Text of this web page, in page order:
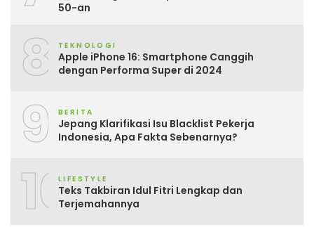
50-an
8 TEKNOLOGI
Apple iPhone 16: Smartphone Canggih
dengan Performa Super di 2024
9 BERITA
Jepang Klarifikasi Isu Blacklist Pekerja
Indonesia, Apa Fakta Sebenarnya?
10LIFESTYLE
Teks Takbiran Idul Fitri Lengkap dan
Terjemahannya